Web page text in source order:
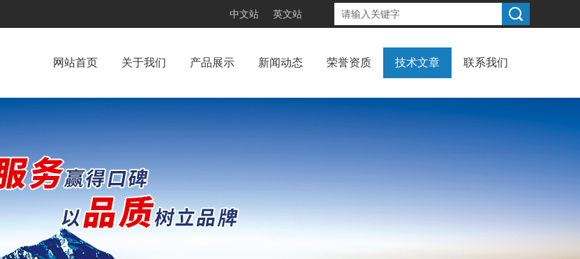
中文站 英文站
网站首页 关于我们 产品展示 新闻动态 荣誉资质 技术文章 联系我们